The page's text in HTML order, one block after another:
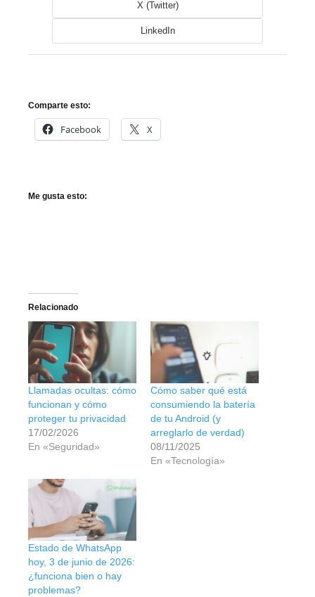
X (Twitter)
LinkedIn
Comparte esto:
Facebook X
Me gusta esto:
Relacionado
Llamadas ocultas: cómo
funcionan y cómo
proteger tu privacidad
17/02/2026
En «Seguridad»
Cómo saber qué está
consumiendo la batería
de tu Android (y
arreglarlo de verdad)
08/11/2025
En «Tecnología»
Estado de WhatsApp
hoy, 3 de junio de 2026:
¿funciona bien o hay
problemas?